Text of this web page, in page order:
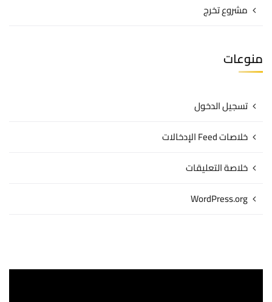
مشروع تخرج
منوعات
تسجيل الدخول
خلاصات Feed الإدخالات
خلاصة التعليقات
WordPress.org